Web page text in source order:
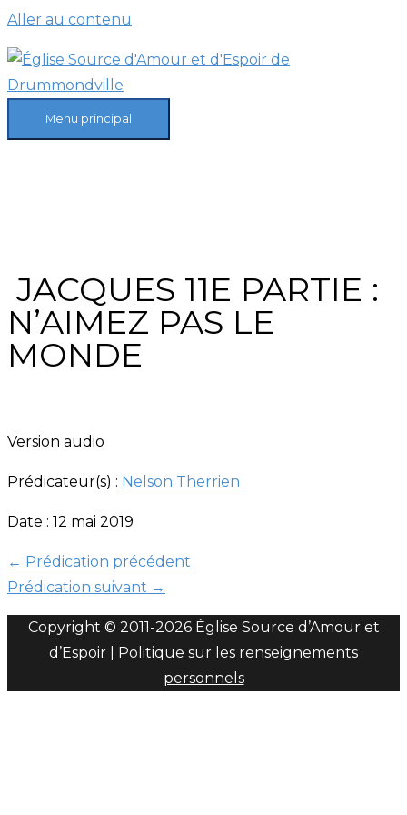
Aller au contenu
Menu principal
JACQUES 11E PARTIE :
N’AIMEZ PAS LE
MONDE
Version audio
Prédicateur(s) : Nelson Therrien
Date : 12 mai 2019
← Prédication précédent
Prédication suivant →
Copyright © 2011-2026 Église Source d’Amour et
d’Espoir | Politique sur les renseignements
personnels